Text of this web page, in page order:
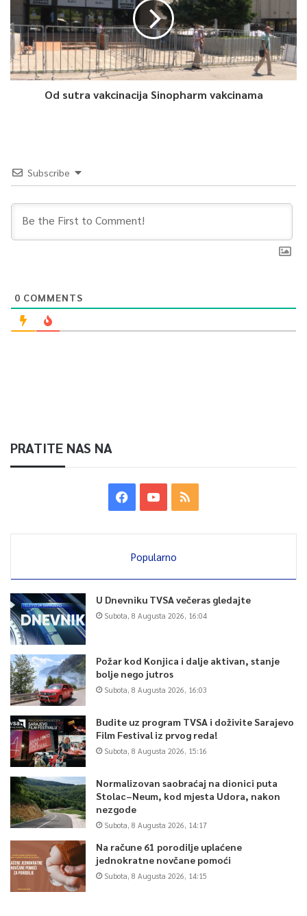
Od sutra vakcinacija Sinopharm vakcinama
Subscribe
0 COMMENTS
PRATITE NAS NA
Popularno
U Dnevniku TVSA večeras gledajte
Subota, 8 Augusta 2026, 16:04
Požar kod Konjica i dalje aktivan, stanje
bolje nego jutros
Subota, 8 Augusta 2026, 16:03
Budite uz program TVSA i doživite Sarajevo
Film Festival iz prvog reda!
Subota, 8 Augusta 2026, 15:16
Normalizovan saobraćaj na dionici puta
Stolac–Neum, kod mjesta Udora, nakon
nezgode
Subota, 8 Augusta 2026, 14:17
Na račune 61 porodilje uplaćene
jednokratne novčane pomoći
Subota, 8 Augusta 2026, 14:15